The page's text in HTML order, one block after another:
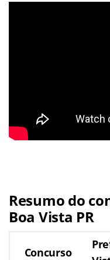
Resumo do
Boa Vista PR
Concurso